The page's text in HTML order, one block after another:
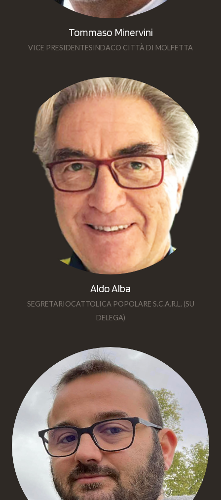
Tommaso Minervini
VICE PRESIDENTESINDACO CITTÀ DI MOLFETTA
Aldo Alba
SEGRETARIOCATTOLICA POPOLARE S.C.A.R.L. (SU
DELEGA)